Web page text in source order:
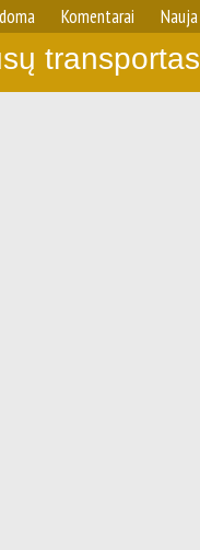
Komentarai Nauja
transportas